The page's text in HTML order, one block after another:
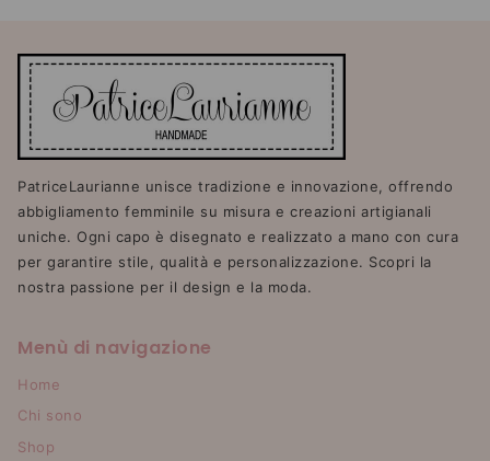
PatriceLaurianne unisce tradizione e innovazione, offrendo
abbigliamento femminile su misura e creazioni artigianali
uniche. Ogni capo è disegnato e realizzato a mano con cura
per garantire stile, qualità e personalizzazione. Scopri la
nostra passione per il design e la moda.
Menù di navigazione
Home
Chi sono
Shop